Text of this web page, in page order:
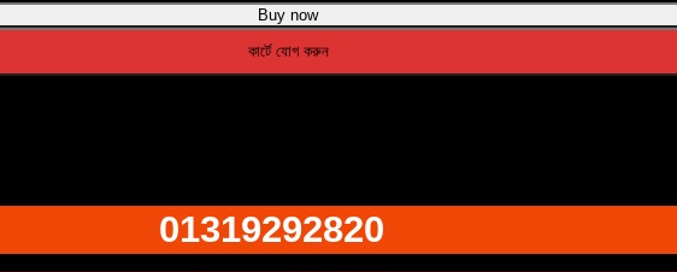
কার্টে যোগ করুন
Buy now
01319292820